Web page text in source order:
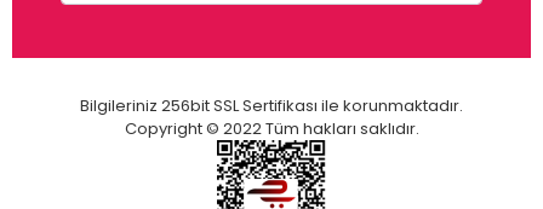
Bilgileriniz 256bit SSL Sertifikası ile korunmaktadır.
Copyright © 2022 Tüm hakları saklıdır.